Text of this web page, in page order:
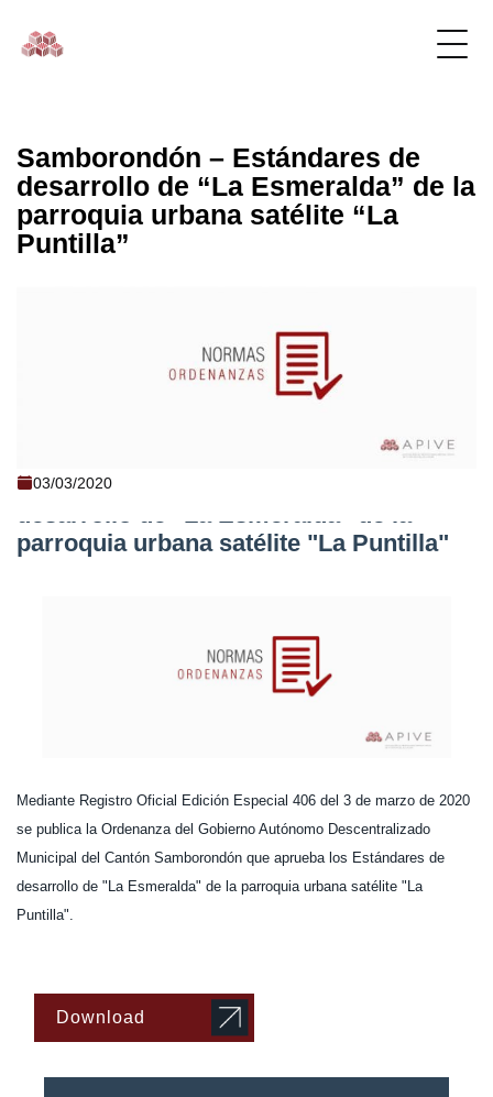
Samborondón – Estándares de
desarrollo de “La Esmeralda” de la
parroquia urbana satélite “La
Puntilla”
03/03/2020
Samborondón - Estándares de
desarrollo de "La Esmeralda" de la
parroquia urbana satélite "La Puntilla"
Mediante Registro Oficial Edición Especial 406 del 3 de marzo de 2020
se publica la Ordenanza del Gobierno Autónomo Descentralizado
Municipal del Cantón Samborondón que aprueba los Estándares de
desarrollo de "La Esmeralda" de la parroquia urbana satélite "La
Puntilla".
Download